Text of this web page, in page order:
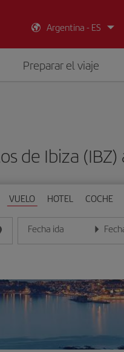
Argentina - ES
Preparar el viaje
de Ibiza (IBZ)
VUELO HOTEL COCHE
Fecha ida
Introduce la fecha en formato